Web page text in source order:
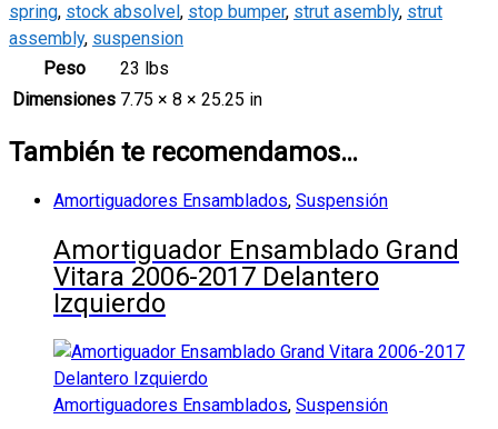
spring, stock absolvel , stop bumper, strut asembly, strut
assembly, suspension
Peso
23 lbs
Dimensiones 7.75 × 8 × 25.25 in
También te recomendamos…
Amortiguadores Ensamblados, Suspensión
Amortiguador Ensamblado Grand
Vitara 2006-2017 Delantero
Izquierdo
Amortiguadores Ensamblados, Suspensión